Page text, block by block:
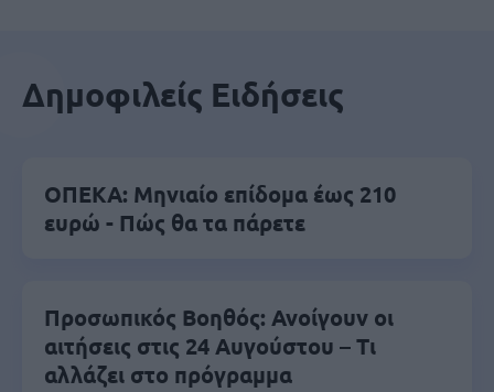
Δημοφιλείς Ειδήσεις
ΟΠΕΚΑ: Μηνιαίο επίδομα έως 210
ευρώ - Πώς θα τα πάρετε
Προσωπικός Βοηθός: Ανοίγουν οι
αιτήσεις στις 24 Αυγούστου – Τι
αλλάζει στο πρόγραμμα